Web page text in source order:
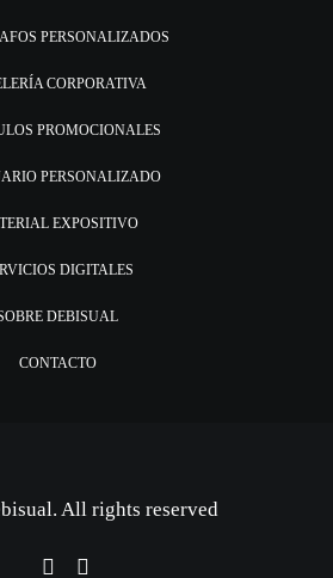
PERSONALIZADOS
CORPORATIVA
PROMOCIONALES
PERSONALIZADO
EXPOSITIVO
DIGITALES
DEBISUAL
CONTACTO
All rights reserved